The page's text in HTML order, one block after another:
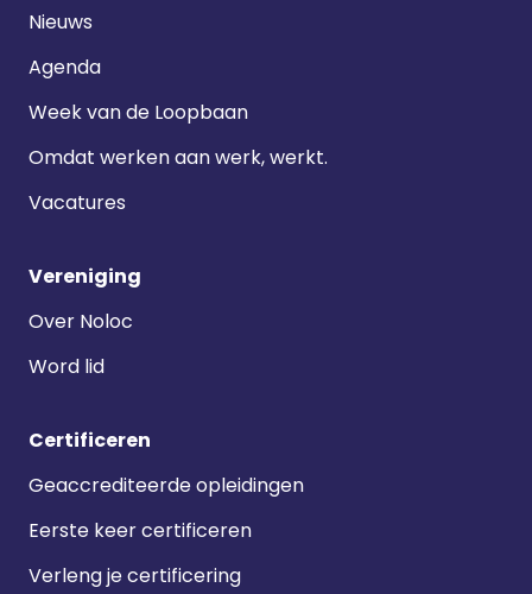
Nieuws
Agenda
Week van de Loopbaan
Omdat werken aan werk, werkt.
Vacatures
Vereniging
Over Noloc
Word lid
Certificeren
Geaccrediteerde opleidingen
Eerste keer certificeren
Verleng je certificering